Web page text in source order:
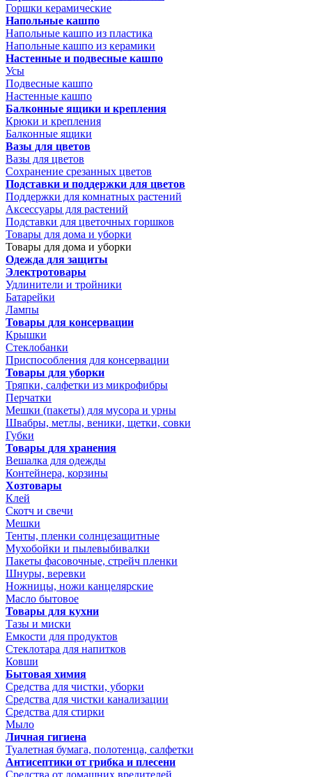
Горшки керамические
Напольные кашпо
Напольные кашпо из пластика
Напольные кашпо из керамики
Настенные и подвесные кашпо
Усы
Подвесные кашпо
Настенные кашпо
Балконные ящики и крепления
Крюки и крепления
Балконные ящики
Вазы для цветов
Вазы для цветов
Сохранение срезанных цветов
Подставки и поддержки для цветов
Поддержки для комнатных растений
Аксессуары для растений
Подставки для цветочных горшков
Товары для дома и уборки
Товары для дома и уборки
Одежда для защиты
Электротовары
Удлинители и тройники
Батарейки
Лампы
Товары для консервации
Крышки
Стеклобанки
Приспособления для консервации
Товары для уборки
Тряпки, салфетки из микрофибры
Перчатки
Мешки (пакеты) для мусора и урны
Швабры, метлы, веники, щетки, совки
Губки
Товары для хранения
Вешалка для одежды
Контейнера, корзины
Хозтовары
Клей
Скотч и свечи
Мешки
Тенты, пленки солнцезащитные
Мухобойки и пылевыбивалки
Пакеты фасовочные, стрейч пленки
Шнуры, веревки
Ножницы, ножи канцелярские
Масло бытовое
Товары для кухни
Тазы и миски
Емкости для продуктов
Стеклотара для напитков
Ковши
Бытовая химия
Средства для чистки, уборки
Средства для чистки канализации
Средства для стирки
Мыло
Личная гигиена
Туалетная бумага, полотенца, салфетки
Антисептики от грибка и плесени
Средства от домашних вредителей